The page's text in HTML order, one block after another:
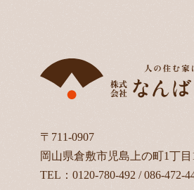
〒711-0907
岡山県倉敷市児島上の町1丁目
TEL： 0120-780-492 /086-472-